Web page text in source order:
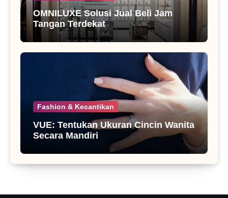
OMNILUXE Solusi Jual Beli Jam
Tangan Terdekat
Fashion & Kecantikan
VUE: Tentukan Ukuran Cincin Wanita
Secara Mandiri